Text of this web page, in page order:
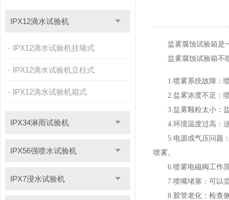
IPX12滴水试验机
IPX12滴水试验机挂墙式
IPX12滴水试验机立柱式
IPX12滴水试验机箱式
IPX34淋雨试验机
IPX56强喷水试验机
IPX7浸水试验机
盐雾腐蚀试验箱是
盐雾腐蚀试验箱不
1.喷雾系统故障：
2.盐雾浓度不足：
3.盐雾颗粒太小：
4.环境温度过高：
5.电源或气压问题
喷雾。
6.喷雾电磁阀工作
7.喷嘴堵塞：可以
8.胶管老化：检查